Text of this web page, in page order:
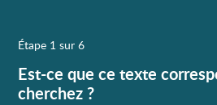
Étape 1 sur 6
Est-ce que ce texte
cherchez ?